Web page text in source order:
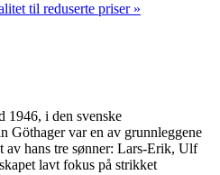
til reduserte priser »
1946, i den svenske
Göthager var en av grunnleggene
av hans tre sønner: Lars-Erik, Ulf
lavt fokus på strikket